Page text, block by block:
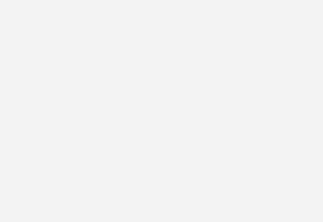
που απόλαυσε τους
Δεν είναι
όσους βρίσκουν το
από πολλούς
διατροφές. Ελπίζει ότι
ότι θα γράφει όσο
τον διαβάζουν, είτε